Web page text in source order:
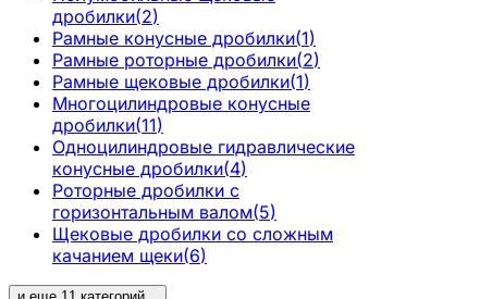
дробилки(2)
Рамные конусные дробилки(1)
Рамные роторные дробилки(2)
Рамные щековые дробилки(1)
Многоцилиндровые конусные
дробилки(11)
Одноцилиндровые гидравлические
конусные дробилки(4)
Роторные дробилки с
горизонтальным валом(5)
Щековые дробилки со сложным
качанием щеки(6)